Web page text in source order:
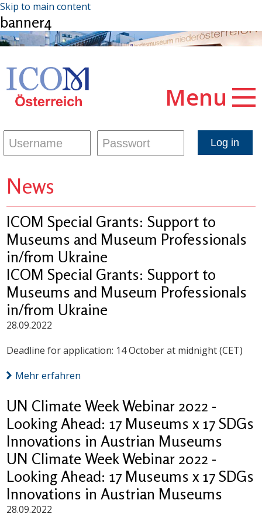
Skip to main content
banner4
Menu
News
ICOM Special Grants: Support to
Museums and Museum Professionals
in/from Ukraine
ICOM Special Grants: Support to
Museums and Museum Professionals
in/from Ukraine
28.09.2022
Deadline for application: 14 October at midnight (CET)
Mehr erfahren
UN Climate Week Webinar 2022 -
Looking Ahead: 17 Museums x 17 SDGs
Innovations in Austrian Museums
UN Climate Week Webinar 2022 -
Looking Ahead: 17 Museums x 17 SDGs
Innovations in Austrian Museums
28.09.2022